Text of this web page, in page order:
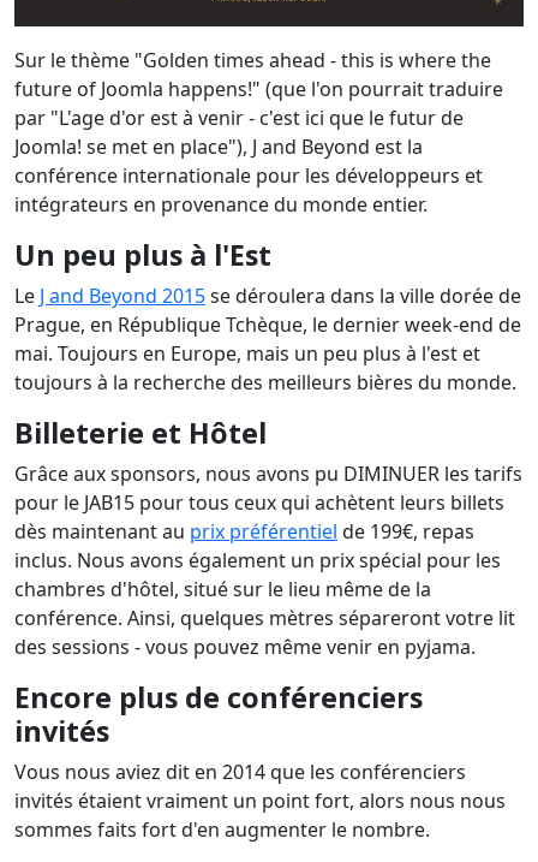
Sur le thème "Golden times ahead - this is where the
future of Joomla happens!" (que l'on pourrait traduire
par "L'age d'or est à venir - c'est ici que le futur de
Joomla! se met en place"), J and Beyond est la
conférence internationale pour les développeurs et
intégrateurs en provenance du monde entier.
Un peu plus à l'Est
Le J and Beyond 2015se déroulera dans la ville dorée de
Prague, en République Tchèque, le dernier week-end de
mai. Toujours en Europe, mais un peu plus à l'est et
toujours à la recherche des meilleurs bières du monde.
Billeterie et Hôtel
Grâce aux sponsors, nous avons pu DIMINUER les tarifs
pour le JAB15 pour tous ceux qui achètent leurs billets
dès maintenant au prix préférentiel de 199€, repas
inclus. Nous avons également un prix spécial pour les
chambres d'hôtel, situé sur le lieu même de la
conférence. Ainsi, quelques mètres sépareront votre lit
des sessions - vous pouvez même venir en pyjama.
Encore plus de conférenciers
invités
Vous nous aviez dit en 2014 que les conférenciers
invités étaient vraiment un point fort, alors nous nous
sommes faits fort d'en augmenter le nombre.